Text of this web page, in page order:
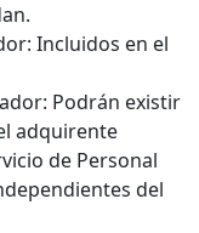
Incluidos en el
Podrán existir
adquirente
de Personal
del